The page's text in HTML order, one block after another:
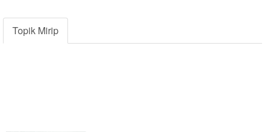
Topik Mirip